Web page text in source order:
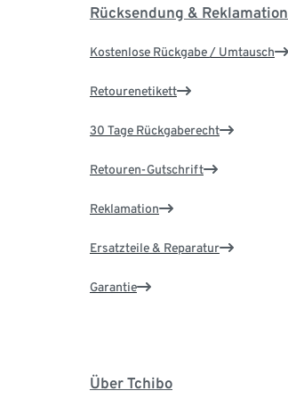
Rücksendung & Reklamation
Kostenlose Rückgabe / Umtausch
Retourenetikett
30 Tage Rückgaberecht
Retouren-Gutschrift
Reklamation
Ersatzteile & Reparatur
Garantie
Über Tchibo